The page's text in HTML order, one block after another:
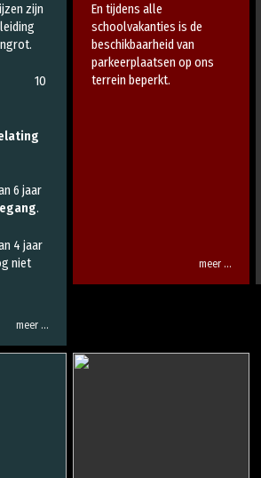
zijn
6 jaar
.
4 jaar
niet
meer …
En tijdens alle
schoolvakantiesis de
beschikbaarheid van
parkeerplaatsen op ons
terrein beperkt.
meer …